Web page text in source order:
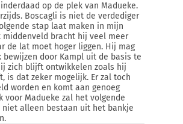
op de plek van Madueke.
Boscagli is niet de verdediger
stap laat maken in mijn
middenveld bracht hij veel meer
de lat moet hoger liggen. Hij mag
bewijzen door Kampl uit de basis te
zich blijft ontwikkelen zoals hij
is dat zeker mogelijk. Er zal toch
worden en komt aan genoeg
voor Madueke zal het volgende
niet alleen bestaan uit het bankje